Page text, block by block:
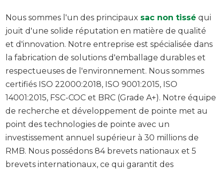
Nous sommes l'un des principaux sac non tissé qui
jouit d'une solide réputation en matière de qualité
et d'innovation. Notre entreprise est spécialisée dans
la fabrication de solutions d'emballage durables et
respectueuses de l'environnement. Nous sommes
certifiés ISO 22000:2018, ISO 9001:2015, ISO
14001:2015, FSC-COC et BRC (Grade A+). Notre équipe
de recherche et développement de pointe met au
point des technologies de pointe avec un
investissement annuel supérieur à 30 millions de
RMB. Nous possédons 84 brevets nationaux et 5
brevets internationaux, ce qui garantit des